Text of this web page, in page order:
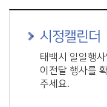
시정캘린더
태백시 일일행
이전달 행사를
주세요.